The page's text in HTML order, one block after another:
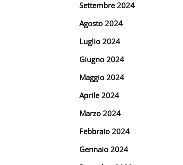
Settembre 2024
Agosto 2024
Luglio 2024
Giugno 2024
Maggio 2024
Aprile 2024
Marzo 2024
Febbraio 2024
Gennaio 2024